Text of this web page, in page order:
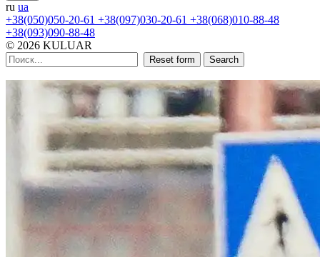
ru ua
+38(050)050-20-61 +38(097)030-20-61 +38(068)010-88-48
+38(093)090-88-48
© 2026 KULUAR
Reset form Search